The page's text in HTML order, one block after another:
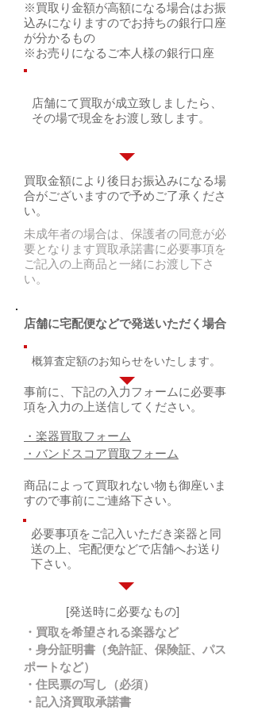
※買取り金額が高額になる場合はお振
込みになりますのでお持ちの銀行口座
が分かるもの
※お売りになるご本人様の銀行口座
店舗にて買取が成立致しましたら、
その場で現金をお渡し致します。
買取金額により後日お振込みになる場
合がございますので予めご了承くださ
い。
未成年者の場合は、保護者の同意が必
要となります買取承諾書に必要事項を
ご記入の上商品と一緒にお渡し下さ
い。
店舗に宅配便などで発送いただく場合
概算査定額のお知らせをいたします。
事前に、下記の入力フォームに必要事
項を入力の上送信してください。
・楽器買取フォーム
・バンドスコア買取フォーム
商品によって買取れない物も御座いま
すので事前にご連絡下さい。
必要事項をご記入いただき楽器と同
送の上、宅配便などで店舗へお送り
下さい。
[発送時に必要なもの]
・買取を希望される楽器など
・身分証明書（免許証、保険証、パス
ポートなど）
・住民票の写し（必須）
・記入済買取承諾書